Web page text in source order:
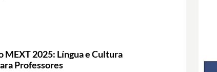
MEXT 2025: Língua e Cultura
Professores